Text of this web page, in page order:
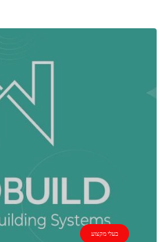
בעלי מקצוע